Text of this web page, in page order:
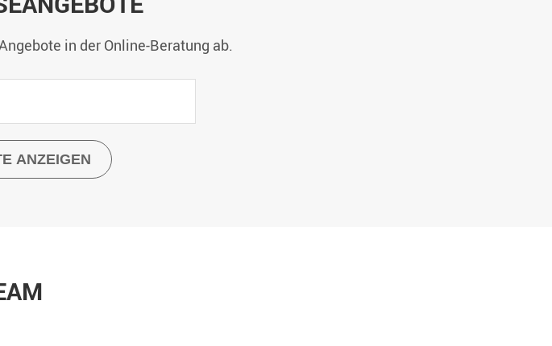
in der Online-Beratung ab.